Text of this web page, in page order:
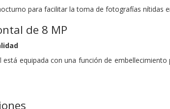
para facilitar la toma de fotografías nítidas
de 8 MP
está equipada con una función de